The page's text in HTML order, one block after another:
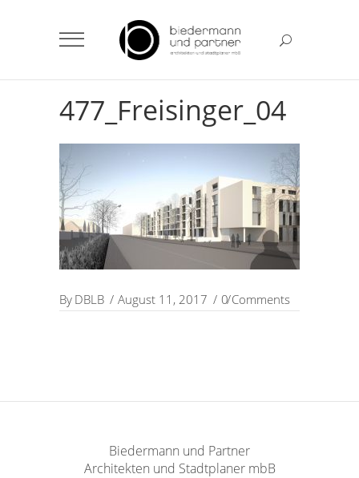
477_Freisinger_04
By DBLB August 11, 2017 0 Comments
Biedermann und Partner
Architekten und Stadtplaner mbB